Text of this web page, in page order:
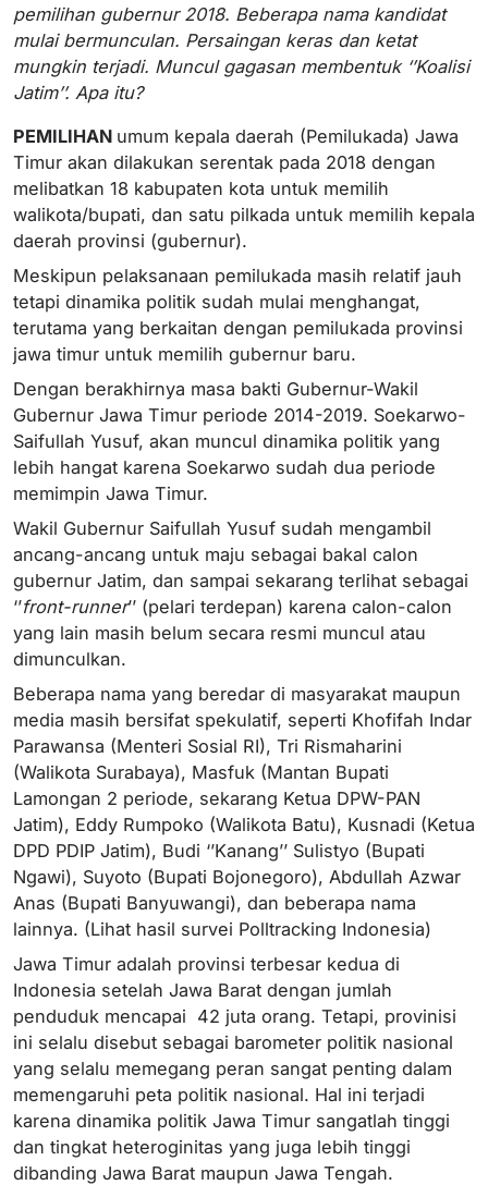
pemilihan gubernur 2018. Beberapa nama kandidat
mulai bermunculan. Persaingan keras dan ketat
mungkin terjadi. Muncul gagasan membentuk ‘’Koalisi
Jatim’’. Apa itu?
PEMILIHAN umum kepala daerah (Pemilukada) Jawa
Timur akan dilakukan serentak pada 2018 dengan
melibatkan 18 kabupaten kota untuk memilih
walikota/bupati, dan satu pilkada untuk memilih kepala
daerah provinsi (gubernur).
Meskipun pelaksanaan pemilukada masih relatif jauh
tetapi dinamika politik sudah mulai menghangat,
terutama yang berkaitan dengan pemilukada provinsi
jawa timur untuk memilih gubernur baru.
Dengan berakhirnya masa bakti Gubernur-Wakil
Gubernur Jawa Timur periode 2014-2019. Soekarwo-
Saifullah Yusuf, akan muncul dinamika politik yang
lebih hangat karena Soekarwo sudah dua periode
memimpin Jawa Timur.
Wakil Gubernur Saifullah Yusuf sudah mengambil
ancang-ancang untuk maju sebagai bakal calon
gubernur Jatim, dan sampai sekarang terlihat sebagai
‘’front-runner’’ (pelari terdepan) karena calon-calon
yang lain masih belum secara resmi muncul atau
dimunculkan.
Beberapa nama yang beredar di masyarakat maupun
media masih bersifat spekulatif, seperti Khofifah Indar
Parawansa (Menteri Sosial RI), Tri Rismaharini
(Walikota Surabaya), Masfuk (Mantan Bupati
Lamongan 2 periode, sekarang Ketua DPW-PAN
Jatim), Eddy Rumpoko (Walikota Batu), Kusnadi (Ketua
DPD PDIP Jatim), Budi ‘’Kanang’’ Sulistyo (Bupati
Ngawi), Suyoto (Bupati Bojonegoro), Abdullah Azwar
Anas (Bupati Banyuwangi), dan beberapa nama
lainnya. (Lihat hasil survei Polltracking Indonesia)
Jawa Timur adalah provinsi terbesar kedua di
Indonesia setelah Jawa Barat dengan jumlah
penduduk mencapai 42 juta orang. Tetapi, provinisi
ini selalu disebut sebagai barometer politik nasional
yang selalu memegang peran sangat penting dalam
memengaruhi peta politik nasional. Hal ini terjadi
karena dinamika politik Jawa Timur sangatlah tinggi
dan tingkat heteroginitas yang juga lebih tinggi
dibanding Jawa Barat maupun Jawa Tengah.